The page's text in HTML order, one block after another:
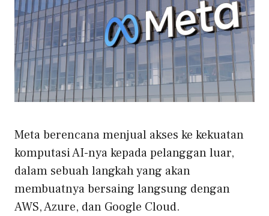
Meta berencana menjual akses ke kekuatan
komputasi AI-nya kepada pelanggan luar,
dalam sebuah langkah yang akan
membuatnya bersaing langsung dengan
AWS, Azure, dan Google Cloud.